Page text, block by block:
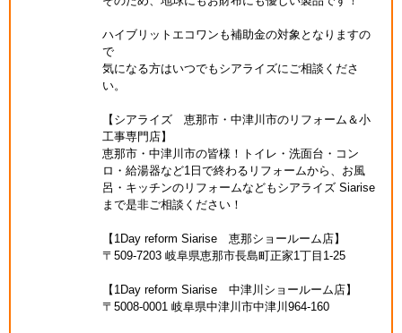
ハイブリットエコワンも補助金の対象となりますの
で
気になる方はいつでもシアライズにご相談くださ
い。
【シアライズ 恵那市・中津川市のリフォーム＆小
工事専門店】
恵那市・中津川市の皆様！トイレ・洗面台・コン
ロ・給湯器など1日で終わるリフォームから、お風
呂・キッチンのリフォームなどもシアライズ Siarise
まで是非ご相談ください！
【1Day reform Siarise 恵那ショールーム店】
〒509-7203 岐阜県恵那市長島町正家1丁目1-25
【1Day reform Siarise 中津川ショールーム店】
〒5008-0001 岐阜県中津川市中津川964-160